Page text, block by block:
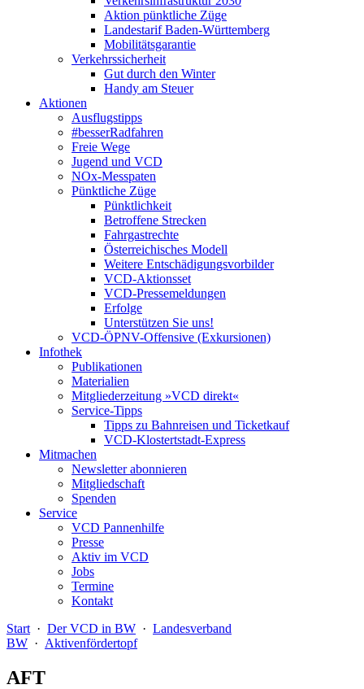
Aktion pünktliche Züge
Landestarif Baden-Württemberg
Mobilitätsgarantie
Verkehrssicherheit
Gut durch den Winter
Handy am Steuer
Aktionen
Ausflugstipps
#besserRadfahren
Freie Wege
Jugend und VCD
NOx-Messpaten
Pünktliche Züge
Pünktlichkeit
Betroffene Strecken
Fahrgastrechte
Österreichisches Modell
Weitere Entschädigungsvorbilder
VCD-Aktionsset
VCD-Pressemeldungen
Erfolge
Unterstützen Sie uns!
VCD-ÖPNV-Offensive (Exkursionen)
Infothek
Publikationen
Materialien
Mitgliederzeitung »VCD direkt«
Service-Tipps
Tipps zu Bahnreisen und Ticketkauf
VCD-Klostertstadt-Express
Mitmachen
Newsletter abonnieren
Mitgliedschaft
Spenden
Service
VCD Pannenhilfe
Presse
Aktiv im VCD
Jobs
Termine
Kontakt
Start · Der VCD in BW · Landesverband
BW · Aktivenfördertopf
AFT